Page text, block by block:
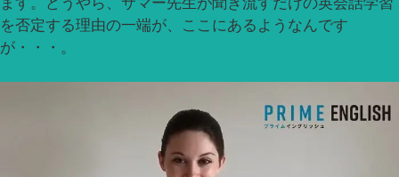
を否定する理由の一端が、ここにあるようなんです
が・・・。